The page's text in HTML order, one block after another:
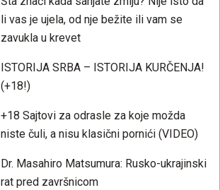
li vas je ujela, od nje bežite ili vam se
zavukla u krevet
ISTORIJA SRBA – ISTORIJA KURČENJA!
(+18!)
+18 Sajtovi za odrasle za koje možda
niste čuli, a nisu klasični pornići (VIDEO)
Dr. Masahiro Matsumura: Rusko-ukrajinski
rat pred završnicom